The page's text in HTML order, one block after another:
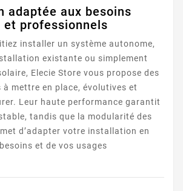
adaptée aux besoins
professionnels
installer un système autonome,
existante ou simplement
Elecie Store vous propose des
mettre en place, évolutives et
Leur haute performance garantit
tandis que la modularité des
d’adapter votre installation en
et de vos usages